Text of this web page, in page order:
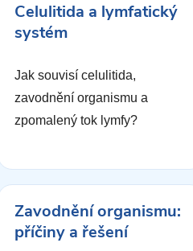
Celulitida a lymfatický
systém
Jak souvisí celulitida,
zavodnění organismu a
zpomalený tok lymfy?
Zavodnění organismu:
příčiny a řešení